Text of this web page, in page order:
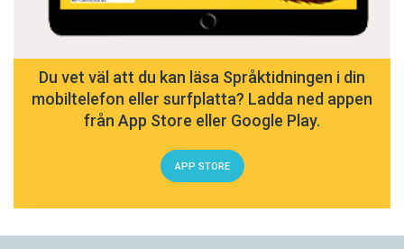
Du vet väl att du kan läsa Språktidningen i din
mobiltelefon eller surfplatta? Ladda ned appen
från App Store eller Google Play.
APP STORE